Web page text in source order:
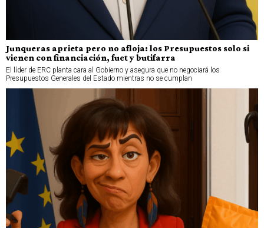
Junqueras aprieta pero no afloja: los Presupuestos solo si
vienen con financiación, fuet y butifarra
El líder de ERC planta cara al Gobierno y asegura que no negociará los
Presupuestos Generales del Estado mientras no se cumplan